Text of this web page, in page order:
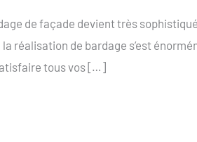
de façade devient très
réalisation de bardage s’est
tous vos […]